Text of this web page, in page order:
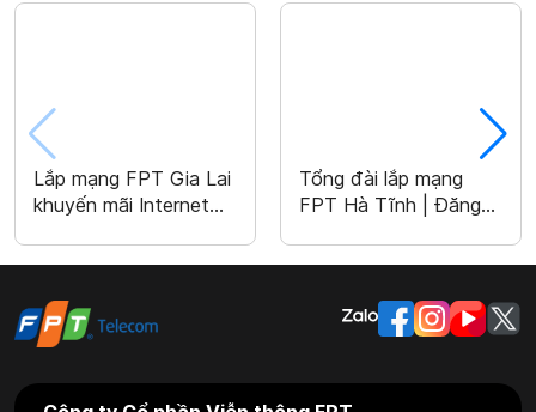
Lắp mạng FPT Gia Lai
khuyến mãi Internet
Tổng đài lắp mạng
FPT Hà Tĩnh | Đăng